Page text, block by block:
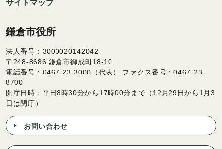
サイトマップ
鎌倉市役所
法人番号：3000020142042
〒248-8686 鎌倉市御成町18-10
電話番号：0467-23-3000（代表） ファクス番号：0467-23-
8700
開庁日時：平日8時30分から17時00分まで（12月29日から1月3
日は閉庁）
お問い合わせ